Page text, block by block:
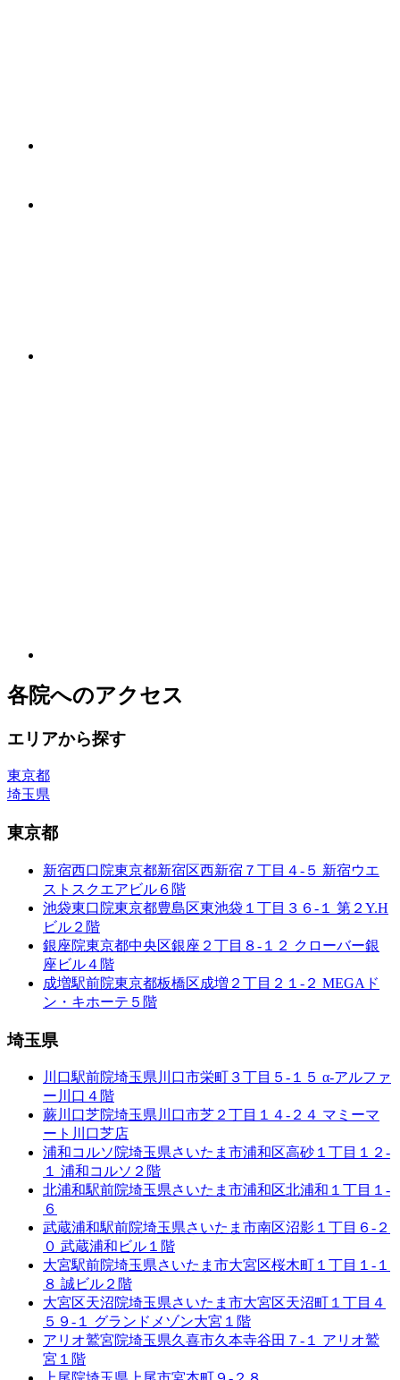
各院へのアクセス
エリアから探す
東京都
埼玉県
東京都
新宿西口院東京都新宿区西新宿７丁目４-５ 新宿ウエ
ストスクエアビル６階
池袋東口院東京都豊島区東池袋１丁目３６-１ 第２Y.H
ビル２階
銀座院東京都中央区銀座２丁目８-１２ クローバー銀
座ビル４階
成増駅前院東京都板橋区成増２丁目２１-２ MEGAド
ン・キホーテ５階
埼玉県
川口駅前院埼玉県川口市栄町３丁目５-１５ α-アルファ
ー川口４階
蕨川口芝院埼玉県川口市芝２丁目１４-２４ マミーマ
ート川口芝店
浦和コルソ院埼玉県さいたま市浦和区高砂１丁目１２-
１ 浦和コルソ２階
北浦和駅前院埼玉県さいたま市浦和区北浦和１丁目１-
６
武蔵浦和駅前院埼玉県さいたま市南区沼影１丁目６-２
０ 武蔵浦和ビル１階
大宮駅前院埼玉県さいたま市大宮区桜木町１丁目１-１
８ 誠ビル２階
大宮区天沼院埼玉県さいたま市大宮区天沼町１丁目４
５９-１ グランドメゾン大宮１階
アリオ鷲宮院埼玉県久喜市久本寺谷田７-１ アリオ鷲
宮１階